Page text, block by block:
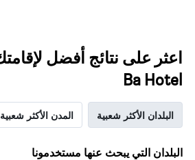
Ba Hotel
البلدان الأكثر شعبية المدن الأكثر شعبية
البلدان التي يبحث عنها مستخدمونا